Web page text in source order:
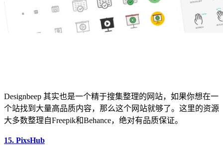
Designbeep 其实也是一个精于搜集整理的网站，如果你想在一
个站找到大量高品质内容，那么这个网站就够了。这里的资源
大多数整理自Freepik和Behance，绝对有品质保证。
15. PixsHub